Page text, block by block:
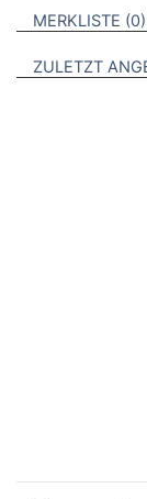
VERWEISE
MERKLISTE 0
ZULETZT